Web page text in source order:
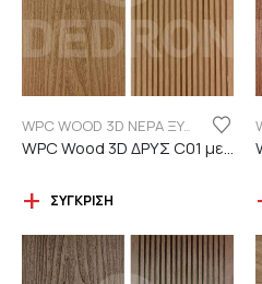
WPC WOOD 3D ΝΕΡΑ ΞΥΛΟΥ
ΣΎΓΚΡΙΣΗ